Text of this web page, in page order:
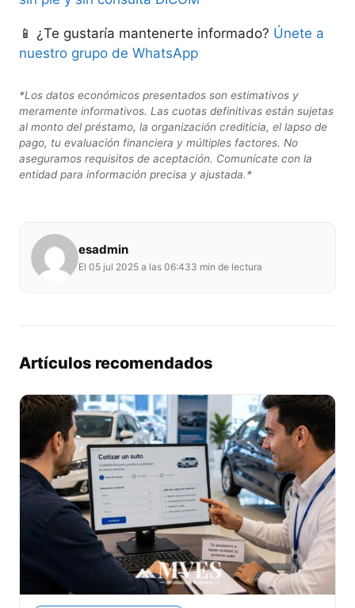
📱 ¿Te gustaría mantenerte informado? Únete a
nuestro grupo de WhatsApp
*Los datos económicos presentados son estimativos y
meramente informativos. Las cuotas definitivas están sujetas
al monto del préstamo, la organización crediticia, el lapso de
pago, tu evaluación financiera y múltiples factores. No
aseguramos requisitos de aceptación. Comunícate con la
entidad para información precisa y ajustada.*
esadmin
El 05 jul 2025 a las 06:433 min de lectura
Artículos recomendados